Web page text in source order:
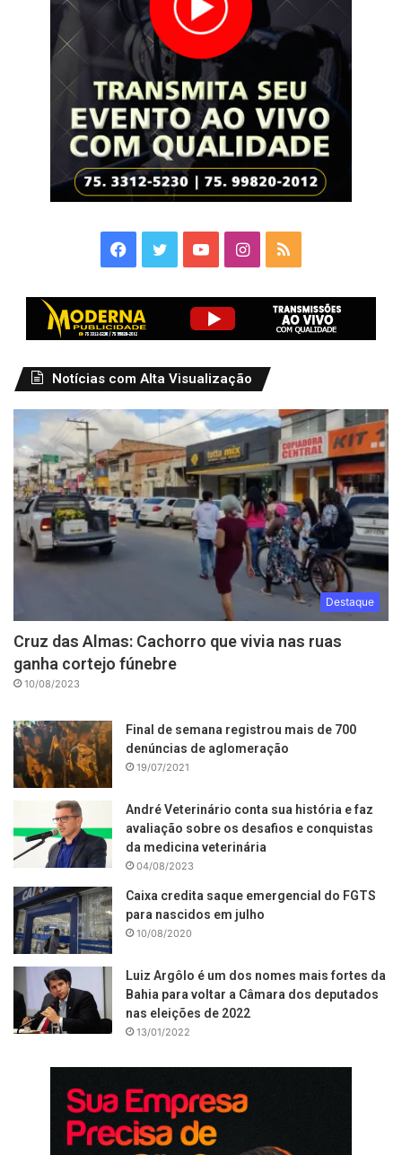
Facebook
TwitterYouTubeInstagram
RSS
Notícias com Alta Visualização
Destaque
Cruz das Almas: Cachorro que vivia nas ruas
ganha cortejo fúnebre
10/08/2023
Final de semana registrou mais de 700
denúncias de aglomeração
19/07/2021
André Veterinário conta sua história e faz
avaliação sobre os desafios e conquistas
da medicina veterinária
04/08/2023
Caixa credita saque emergencial do FGTS
para nascidos em julho
10/08/2020
Luiz Argôlo é um dos nomes mais fortes da
Bahia para voltar a Câmara dos deputados
nas eleições de 2022
13/01/2022